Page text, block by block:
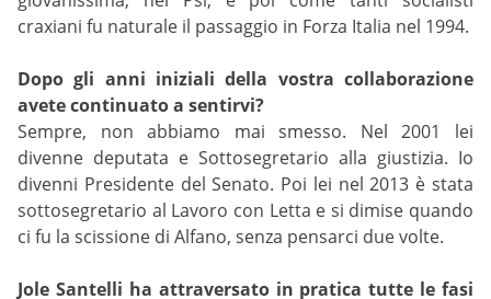
craxiani fu naturale il passaggio in Forza Italia nel 1994.
Dopo gli anni iniziali della vostra collaborazione
avete continuato a sentirvi?
Sempre, non abbiamo mai smesso. Nel 2001 lei
divenne deputata e Sottosegretario alla giustizia. Io
divenni Presidente del Senato. Poi lei nel 2013 è stata
sottosegretario al Lavoro con Letta e si dimise quando
ci fu la scissione di Alfano, senza pensarci due volte.
Jole Santelli ha attraversato in pratica tutte le fasi